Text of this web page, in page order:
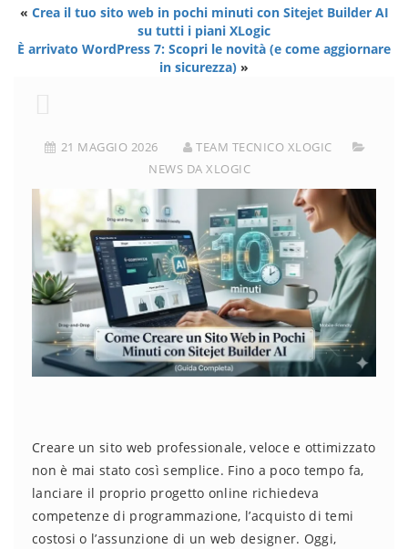
« Crea il tuo sito web in pochi minuti con Sitejet Builder AI
su tutti i piani XLogic
È arrivato WordPress 7: Scopri le novità (e come aggiornare
in sicurezza) »
21 MAGGIO 2026
TEAM TECNICO XLOGIC
NEWS DA XLOGIC
Creare un sito web professionale, veloce e ottimizzato
non è mai stato così semplice. Fino a poco tempo fa,
lanciare il proprio progetto online richiedeva
competenze di programmazione, l’acquisto di temi
costosi o l’assunzione di un web designer. Oggi,